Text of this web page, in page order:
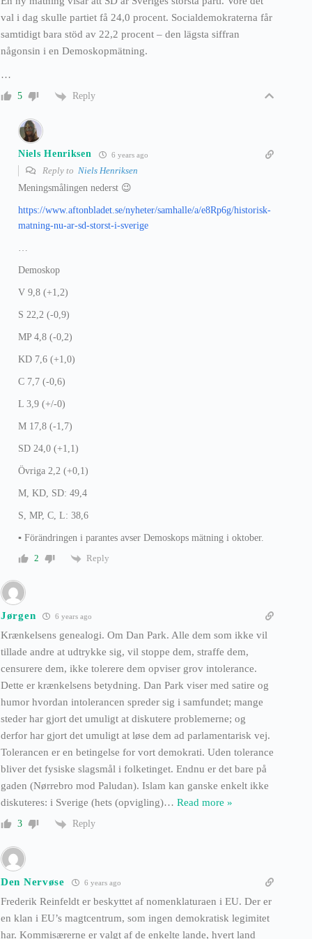
val i dag skulle partiet få 24,0 procent. Socialdemokraterna får
samtidigt bara stöd av 22,2 procent – den lägsta siffran
någonsin i en Demoskopmätning.
…
5 Reply
Niels Henriksen 6 years ago
Reply to Niels Henriksen
Meningsmålingen nederst 😉
https://www.aftonbladet.se/nyheter/samhalle/a/e8Rp6g/historisk-
matning-nu-ar-sd-storst-i-sverige
Demoskop
V 9,8 (+1,2)
S 22,2 (-0,9)
MP 4,8 (-0,2)
KD 7,6 (+1,0)
C 7,7 (-0,6)
L 3,9 (+/-0)
M 17,8 (-1,7)
SD 24,0 (+1,1)
Övriga 2,2 (+0,1)
M, KD, SD: 49,4
S, MP, C, L: 38,6
▪ Förändringen i parantes avser Demoskops mätning i oktober.
2
Reply
Jørgen 6 years ago
Krænkelsens genealogi. Om Dan Park. Alle dem som ikke vil
tillade andre at udtrykke sig, vil stoppe dem, straffe dem,
censurere dem, ikke tolerere dem opviser grov intolerance.
Dette er krænkelsens betydning. Dan Park viser med satire og
humor hvordan intolerancen spreder sig i samfundet; mange
steder har gjort det umuligt at diskutere problemerne; og
derfor har gjort det umuligt at løse dem ad parlamentarisk vej.
Tolerancen er en betingelse for vort demokrati. Uden tolerance
bliver det fysiske slagsmål i folketinget. Endnu er det bare på
gaden (Nørrebro mod Paludan). Islam kan ganske enkelt ikke
diskuteres: i Sverige (hets (opvigling)… Read more »
3 Reply
Den Nervøse 6 years ago
Frederik Reinfeldt er beskyttet af nomenklaturaen i EU. Der er
en klan i EU’s magtcentrum, som ingen demokratisk legimitet
har. Kommisærerne er valgt af de enkelte lande, hvert land